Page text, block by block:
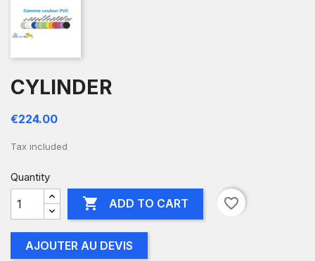
CYLINDER
€224.00
Tax included
Quantity
 ADD TO CART favorite_border
AJOUTER AU DEVIS